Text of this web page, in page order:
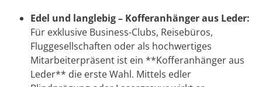
Edel und langlebig – Kofferanhänger aus Leder:
Für exklusive Business-Clubs, Reisebüros,
Fluggesellschaften oder als hochwertiges
Mitarbeiterpräsent ist ein **Kofferanhänger aus
Leder** die erste Wahl. Mittels edler